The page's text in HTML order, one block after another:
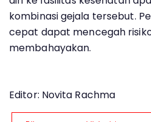
kombinasi gejala tersebut.
cepat dapat mencegah
membahayakan.
Editor: Novita Rachma